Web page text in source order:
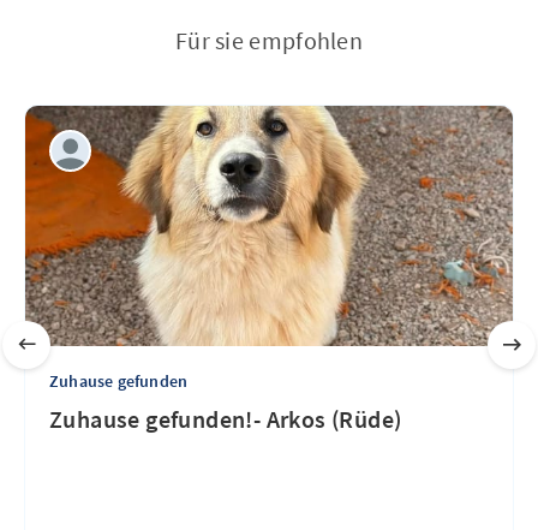
Für sie empfohlen
Zuhause gefunden
Zuhause gefunden!- Arkos (Rüde)